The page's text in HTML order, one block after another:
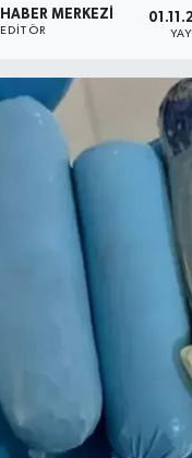
HABER MERKEZİ
EDITÖR